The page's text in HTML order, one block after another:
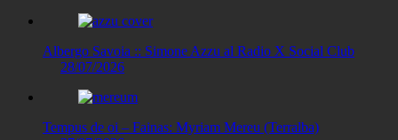
Albergo Savoia :: Simone Azzu al Radio X Social Club
28/07/2026
Tempus de oi – Fainas: Myriam Mereu (Terralba)